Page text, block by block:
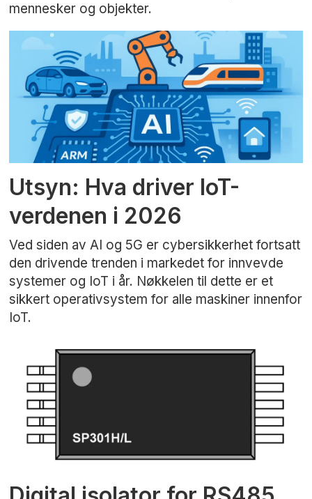
mennesker og objekter.
Utsyn: Hva driver IoT-
verdenen i 2026
Ved siden av AI og 5G er cybersikkerhet fortsatt
den drivende trenden i markedet for innvevde
systemer og IoT i år. Nøkkelen til dette er et
sikkert operativsystem for alle maskiner innenfor
IoT.